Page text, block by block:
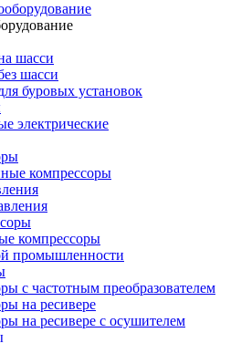
шасси
шасси
буровых установок
электрические
компрессоры
компрессоры
промышленности
с частотным преобразователем
на ресивере
на ресивере с осушителем